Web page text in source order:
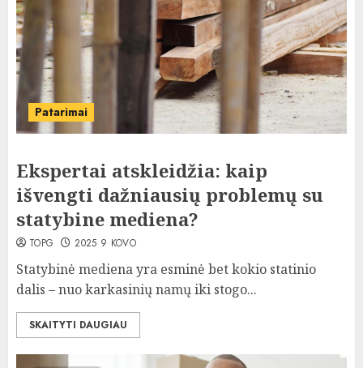
Patarimai
Ekspertai atskleidžia: kaip
išvengti dažniausių problemų su
statybine mediena?
TOPG 2025 9 KOVO
Statybinė mediena yra esminė bet kokio statinio
dalis – nuo karkasinių namų iki stogo...
SKAITYTI DAUGIAU